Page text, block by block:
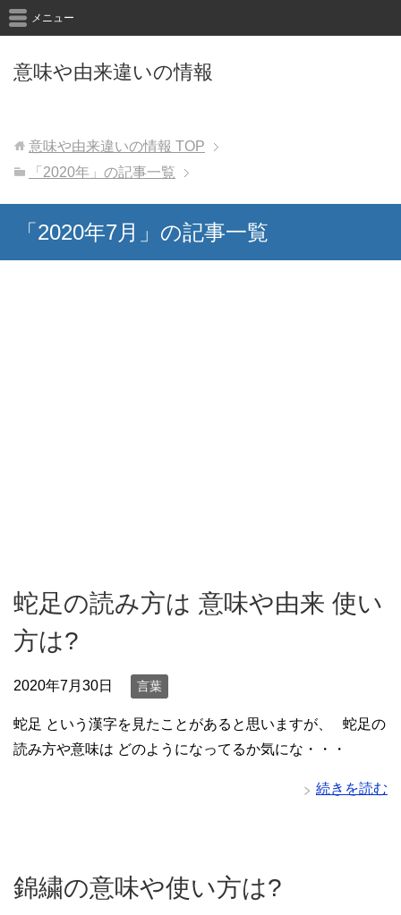
意味や由来違いの情報
メニュー
意味や由来違いの情報 TOP
「2020年」の記事一覧
「2020年7月」の記事一覧
蛇足の読み方は 意味や由来 使い
方は?
2020年7月30日 言葉
蛇足 という漢字を見たことがあると思いますが、 蛇足の
読み方や意味は どのようになってるか気にな・・・
続きを読む
錦繍の意味や使い方は?